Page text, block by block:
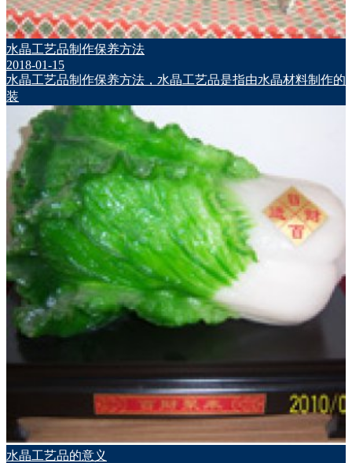
水晶工艺品制作保养方法
2018-01-15
水晶工艺品制作保养方法，水晶工艺品是指由水晶材料制作的
装
水晶工艺品的意义